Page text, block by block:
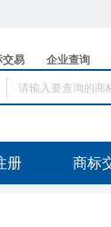
交易 企业查询
册 商标